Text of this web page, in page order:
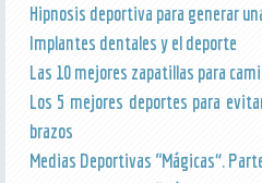
Hipnosis deportiva para generar
Implantes dentales y el deporte
Las 10 mejores zapatillas para
Los 5 mejores deportes para
brazos
Medias Deportivas “Mágicas”.